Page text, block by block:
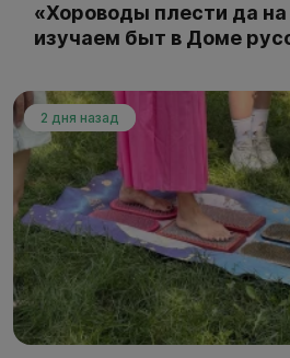
«Хороводы плести да
изучаем быт в Доме
2 дня назад